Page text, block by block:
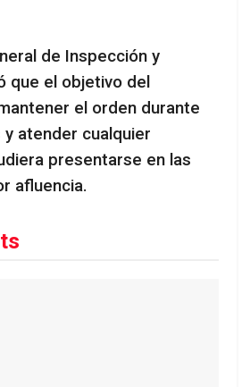
de Inspección y
que el objetivo del
el orden durante
y atender cualquier
presentarse en las
afluencia.